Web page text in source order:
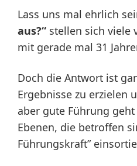
Lass uns mal ehrlich
aus?“ stellen sich viele
mit gerade mal 31
Doch die Antwort ist
Ergebnisse zu erzielen
aber gute Führung
Ebenen, die betroffen
Führungskraft”